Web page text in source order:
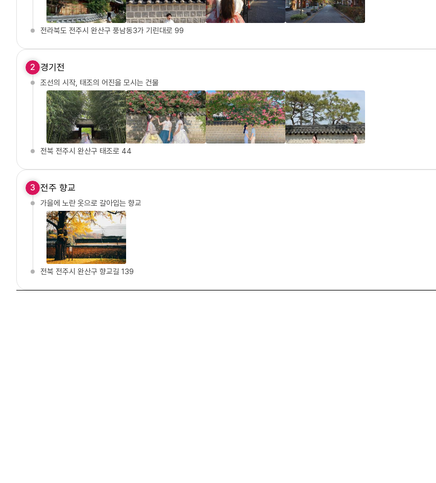
2 경기전
조선의 시작, 태조의 어진을 모시는 건물
3 전주 향교
가을에 노란 옷으로 갈아입는 향교